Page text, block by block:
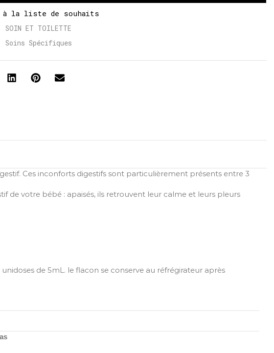
à la liste de souhaits
SOIN ET TOILETTE
Soins Spécifiques
Ces inconforts digestifs sont particulièrement présents entre 3
de votre bébé : apaisés, ils retrouvent leur calme et leurs pleurs
de 5mL. le flacon se conserve au réfrégirateur après